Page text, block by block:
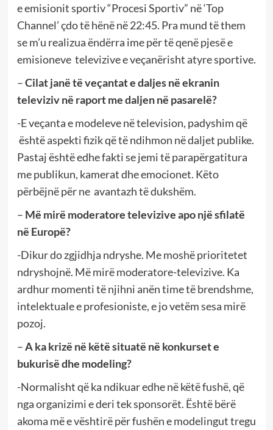
e emisionit sportiv “Procesi Sportiv” në ‘Top
Channel’ çdo të hënë në 22:45. Pra mund të them
se m’u realizua ëndërra ime për të qenë pjesë e
emisioneve televizive e veçanërisht atyre sportive.
–Cilat janë të veçantat e daljes në ekranin
televiziv në raport me daljen në pasarelë?
-E veçanta e modeleve në television, padyshim që
është aspekti fizik që të ndihmon në daljet publike.
Pastaj është edhe fakti se jemi të parapërgatitura
me publikun, kamerat dhe emocionet. Këto
përbëjnë për ne avantazh të dukshëm.
– Më mirë moderatore televizive apo një sfilatë
në Europë?
-Dikur do zgjidhja ndryshe. Me moshë prioritetet
ndryshojnë. Më mirë moderatore-televizive. Ka
ardhur momenti të njihni anën time të brendshme,
intelektuale e profesioniste, e jo vetëm sesa mirë
pozoj.
–A ka krizë në këtë situatë në konkurset e
bukurisë dhe modeling?
-Normalisht që ka ndikuar edhe në këtë fushë, që
nga organizimi e deri tek sponsorët. Është bërë
akoma më e vështirë për fushën e modelingut tregu